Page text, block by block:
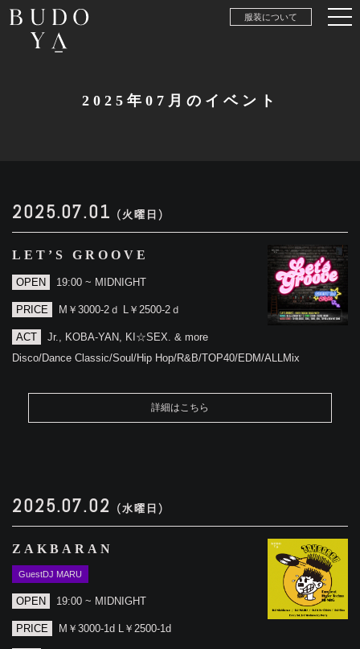
服装について
2025年07月のイベント
2025.07.01 (火曜日)
LET’S GROOVE
OPEN 19:00 ~ MIDNIGHT
PRICE M￥3000-2ｄ L￥2500-2ｄ
ACT
Jr., KOBA-YAN, KI☆SEX. & more
Disco/Dance Classic/Soul/Hip Hop/R&B/TOP40/EDM/ALLMix
詳細はこちら
2025.07.02 (水曜日)
ZAKBARAN
GuestDJ MARU
OPEN 19:00 ~ MIDNIGHT
PRICE M￥3000-1d L￥2500-1d